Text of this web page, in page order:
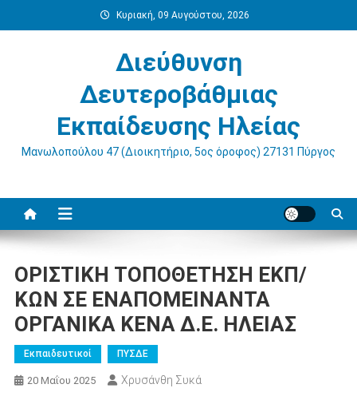
στο
Κυριακή, 09 Αυγούστου, 2026
Διεύθυνση
Δευτεροβάθμιας
Εκπαίδευσης Ηλείας
Μανωλοπούλου 47 (Διοικητήριο, 5ος όροφος) 27131 Πύργος
ΟΡΙΣΤΙΚΗ ΤΟΠΟΘΕΤΗΣΗ ΕΚΠ/
ΚΩΝ ΣΕ ΕΝΑΠΟΜΕΙΝΑΝΤΑ
ΟΡΓΑΝΙΚΑ ΚΕΝΑ Δ.Ε. ΗΛΕΙΑΣ
Εκπαιδευτικοί ΠΥΣΔΕ
20 Μαΐου 2025 Χρυσάνθη Συκά